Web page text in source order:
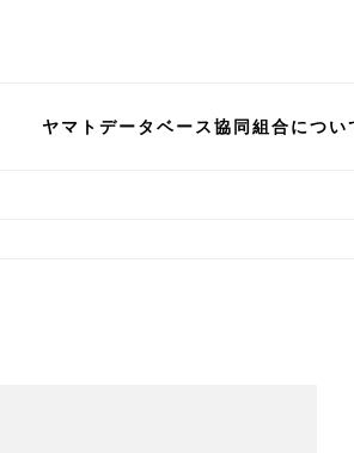
ヤマトデータベース協同組合につい